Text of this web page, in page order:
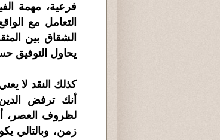
فرعية، مهمة
التعامل مع
الشقاق بين
يحاول التوفيق
كذلك النقد لا
أنك ترفض
لظروف العصر،
زمن، وبالتالي